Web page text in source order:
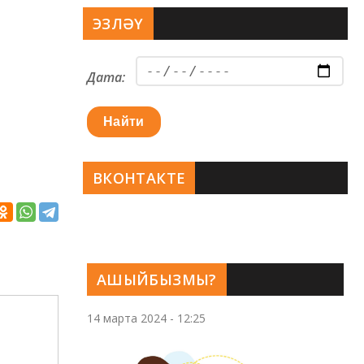
АШЫЙБЫЗМЫ?
14 марта 2024 - 12:25
ЭЗЛӘҮ
Дата:
Найти
ВКОНТАКТЕ